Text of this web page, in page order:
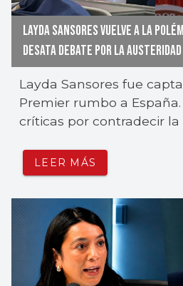
LAYDA SANSORES VUELVE A LA
DESATA DEBATE POR LA AUSTERIDAD
Layda Sansores fue
Premier rumbo a
críticas por contradecir
LEER MÁS